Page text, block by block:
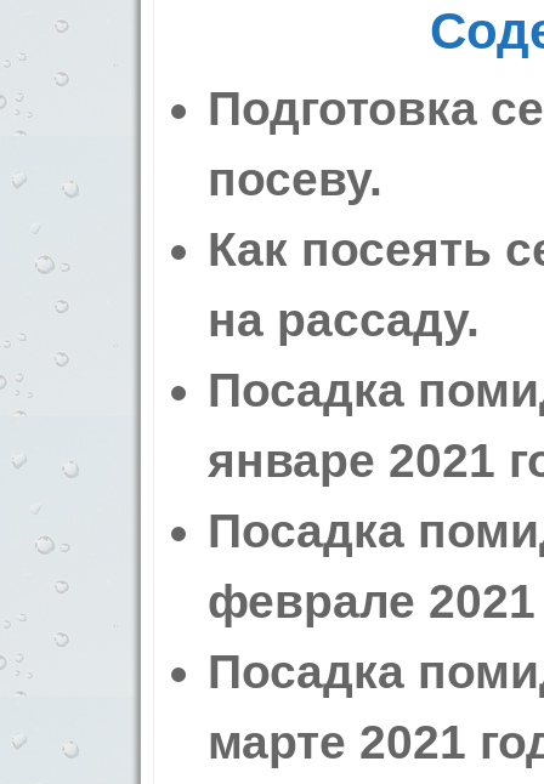
Подготовка
посеву.
Как посеять
на рассаду.
Посадка
январе 2021
Посадка
феврале 2021
Посадка
марте 2021